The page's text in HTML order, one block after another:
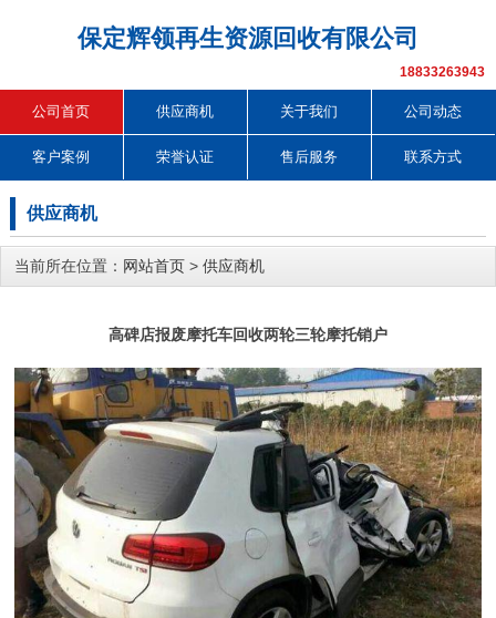
保定辉领再生资源回收有限公司
18833263943
公司首页 供应商机 关于我们 公司动态
客户案例 荣誉认证 售后服务 联系方式
供应商机
当前所在位置： 网站首页 > 供应商机
高碑店报废摩托车回收两轮三轮摩托销户